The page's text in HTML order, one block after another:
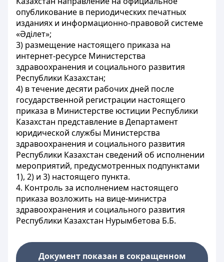
опубликование в периодических печатных
изданиях и информационно-правовой системе
«Әділет»;
3) размещение настоящего приказа на
интернет-ресурсе Министерства
здравоохранения и социального развития
Республики Казахстан;
4) в течение десяти рабочих дней после
государственной регистрации настоящего
приказа в Министерстве юстиции Республики
Казахстан представление в Департамент
юридической службы Министерства
здравоохранения и социального развития
Республики Казахстан сведений об исполнении
мероприятий, предусмотренных подпунктами
1), 2) и 3) настоящего пункта.
4. Контроль за исполнением настоящего
приказа возложить на вице-министра
здравоохранения и социального развития
Республики Казахстан Нурымбетова Б.Б.
Документ показан в сокращенном